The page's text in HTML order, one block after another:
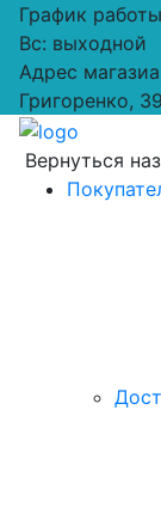
График работы
Вс: выходной
Адрес магазиа
Григоренко,
Вернуться